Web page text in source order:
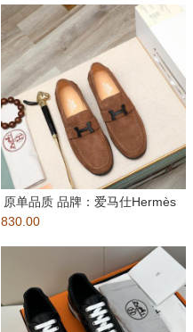
原单品质 品牌：爱马仕Hermès
标准码：男码:....
830.00